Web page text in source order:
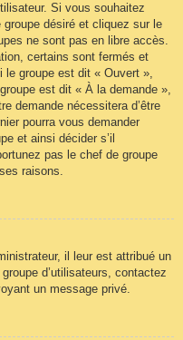
Si vous souhaitez
désiré et cliquez sur le
ne sont pas en libre accès.
certains sont fermés et
le groupe est dit « Ouvert »,
est dit « À la demande »,
demande nécessitera d’être
pourra vous demander
et ainsi décider s’il
pas le chef de groupe
raisons.
il leur est attribué un
d’utilisateurs, contactez
un message privé.